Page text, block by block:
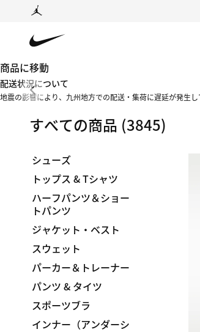
商品に移動
配送状況について
地震の影響により、九州地方での配送・集荷に遅延が発生し
すべての商品 (3845)
シューズ
トップス & Tシャツ
ハーフパンツ＆ショー
トパンツ
ジャケット・ベスト
スウェット
パーカー＆トレーナー
パンツ & タイツ
スポーツブラ
インナー（アンダーシ